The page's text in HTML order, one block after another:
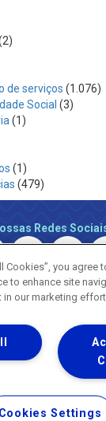
de serviços (1.076)
Social (3)
(1)
(1)
(479)
Redes
empresa
Copyright ® 2026 - Todos os
natureza movimenta a
de Uso de Sites e
Cookies”, you agree
to enhance site
in our marketing
Cookies Settings